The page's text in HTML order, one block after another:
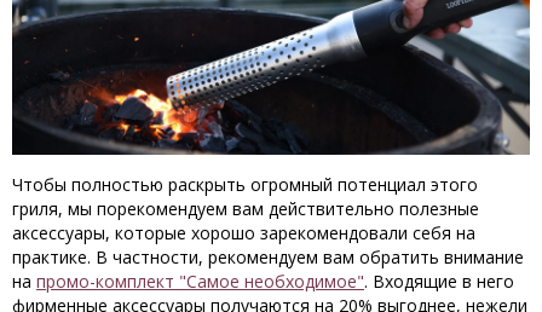
Чтобы полностью раскрыть огромный потенциал этого
гриля, мы порекомендуем вам действительно полезные
аксессуары, которые хорошо зарекомендовали себя на
практике. В частности, рекомендуем вам обратить внимание
на промо-комплект "Самое необходимое". Входящие в него
фирменные аксессуары получаются на 20% выгоднее, нежели